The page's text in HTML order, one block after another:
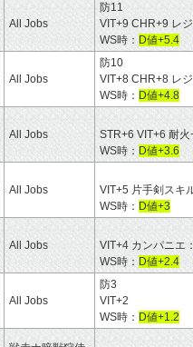
All Jobs
防11
VIT+9 CHR+9 レ
WS時： D値+5.4
All Jobs
防10
VIT+8 CHR+8 レ
WS時： D値+4.8
All Jobs
STR+6 VIT+6 耐
WS時： D値+3.6
All Jobs
VIT+5 片手剣スキ
WS時： D値+3
All Jobs
VIT+4 カンパニエ
WS時： D値+2.4
All Jobs
防3
VIT+2
WS時： D値+1.2